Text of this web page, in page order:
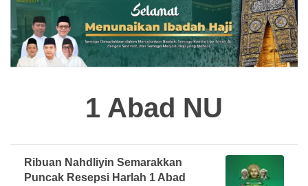
1 Abad NU
Ribuan Nahdliyin Semarakkan
Puncak Resepsi Harlah 1 Abad